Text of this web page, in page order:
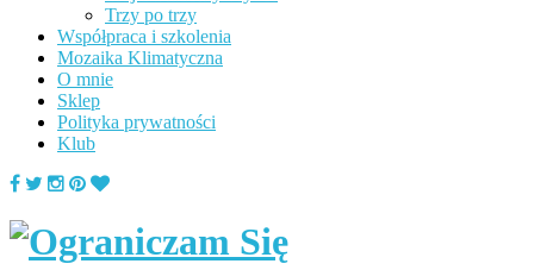
Trzy po trzy
Współpraca i szkolenia
Mozaika Klimatyczna
O mnie
Sklep
Polityka prywatności
Klub